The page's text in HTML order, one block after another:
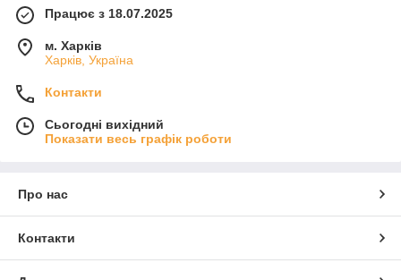
Працює з 18.07.2025
м. Харків
Харків, Україна
Контакти
Сьогодні вихідний
Показати весь графік роботи
Про нас
Контакти